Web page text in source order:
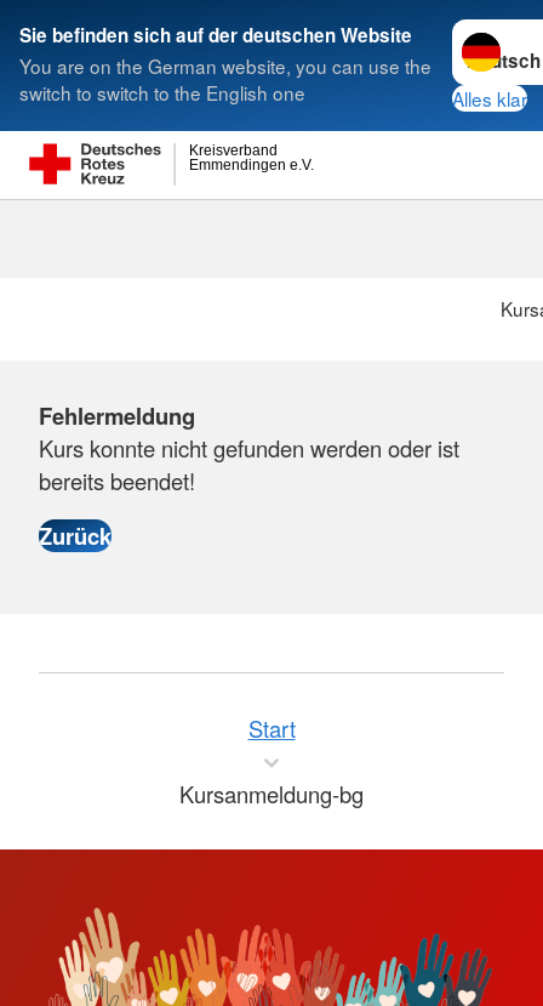
Sie befinden sich auf der deutschen Website
You are on the German website, you can use the
switch to switch to the English one
Sprache
Alles klar
Emmendingen e.V.
Kreisverband
Suche
Fehlermeldung
Kurs konnte nicht gefunden werden oder ist
bereits beendet!
Start
Kursanmeldung-bg